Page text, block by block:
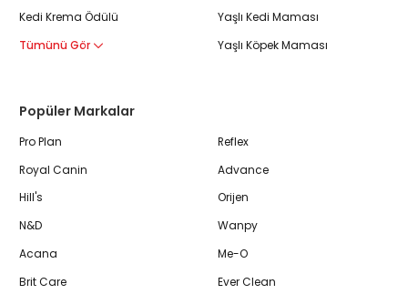
Kedi Krema Ödülü
Tümünü Gör
Yaşlı Kedi Maması
Yaşlı Köpek Maması
Popüler Markalar
Pro Plan
Royal Canin
Hill's
N&D
Acana
Brit Care
Reflex
Advance
Orijen
Wanpy
Me-O
Ever Clean